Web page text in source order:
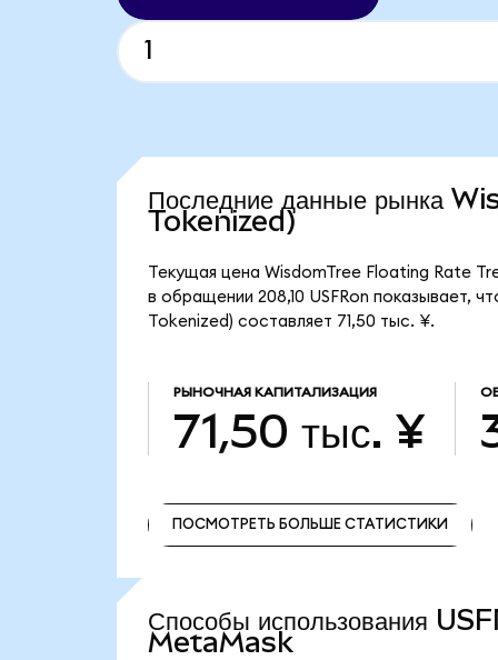
Последние данные
Tokenized)
Текущая цена WisdomTree Floating Rate
в обращении 208,10 USFRon показывает,
Tokenized) составляет 71,50 тыс. ¥.
РЫНОЧНАЯ КАПИТАЛИЗАЦИЯ
71,50 тыс. ¥
ПОСМОТРЕТЬ БОЛЬШЕ СТАТИСТИКИ
Способы использования
MetaMask